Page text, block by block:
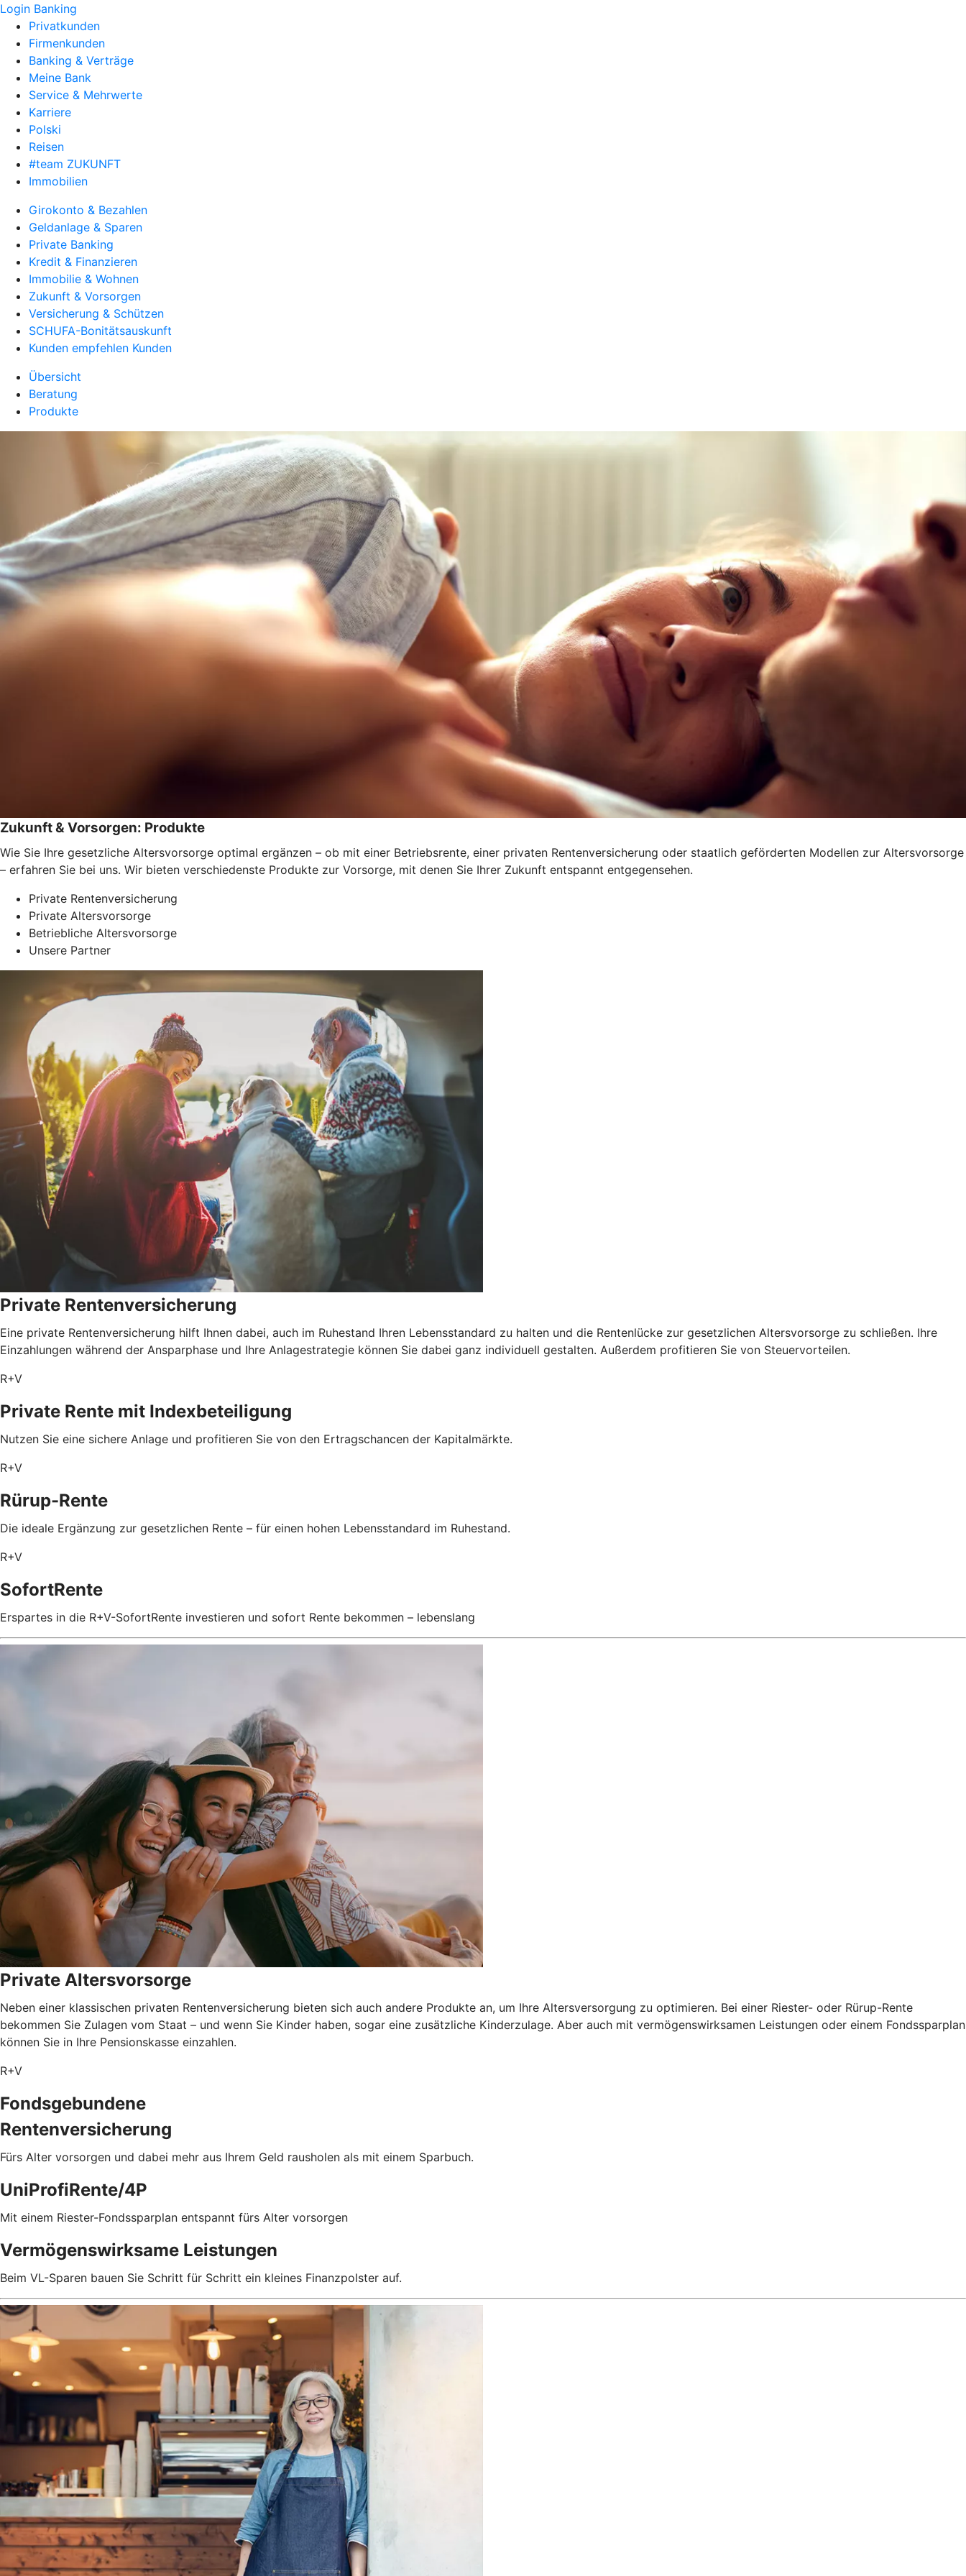
Login Banking
Privatkunden
Firmenkunden
Banking & Verträge
Meine Bank
Service & Mehrwerte
Karriere
Polski
Reisen
#team ZUKUNFT
Immobilien
Girokonto & Bezahlen
Geldanlage & Sparen
Private Banking
Kredit & Finanzieren
Immobilie & Wohnen
Zukunft & Vorsorgen
Versicherung & Schützen
SCHUFA-Bonitätsauskunft
Kunden empfehlen Kunden
Übersicht
Beratung
Produkte
Zukunft & Vorsorgen: Produkte
Wie Sie Ihre gesetzliche Altersvorsorge optimal ergänzen – ob mit einer Betriebsrente, einer privaten Rentenversicherung oder staatlich geförderten Modellen zur Altersvorsorge
– erfahren Sie bei uns. Wir bieten verschiedenste Produkte zur Vorsorge, mit denen Sie Ihrer Zukunft entspannt entgegensehen.
Private Rentenversicherung
Private Altersvorsorge
Betriebliche Altersvorsorge
Unsere Partner
Private Rentenversicherung
Eine private Rentenversicherung hilft Ihnen dabei, auch im Ruhestand Ihren Lebensstandard zu halten und die Rentenlücke zur gesetzlichen Altersvorsorge zu schließen. Ihre
Einzahlungen während der Ansparphase und Ihre Anlagestrategie können Sie dabei ganz individuell gestalten. Außerdem profitieren Sie von Steuervorteilen.
R+V
Private Rente mit Index­beteiligung
Nutzen Sie eine sichere Anlage und profitieren Sie von den Ertragschancen der Kapitalmärkte.
R+V
Rürup-Rente
Die ideale Ergänzung zur gesetzlichen Rente – für einen hohen Lebensstandard im Ruhestand.
R+V
SofortRente
Erspartes in die R+V-SofortRente investieren und sofort Rente bekommen – lebenslang
Private Altersvorsorge
Neben einer klassischen privaten Rentenversicherung bieten sich auch andere Produkte an, um Ihre Altersversorgung zu optimieren. Bei einer Riester- oder Rürup-Rente
bekommen Sie Zulagen vom Staat – und wenn Sie Kinder haben, sogar eine zusätzliche Kinderzulage. Aber auch mit vermögenswirksamen Leistungen oder einem Fondssparplan
können Sie in Ihre Pensionskasse einzahlen.
R+V
Fondsgebundene
Rentenversicherung
Fürs Alter vorsorgen und dabei mehr aus Ihrem Geld rausholen als mit einem Sparbuch.
UniProfiRente/4P
Mit einem Riester-Fondssparplan entspannt fürs Alter vorsorgen
Vermögenswirksame Leistungen
Beim VL-Sparen bauen Sie Schritt für Schritt ein kleines Finanzpolster auf.